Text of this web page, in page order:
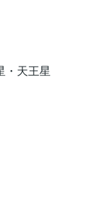
・天王星